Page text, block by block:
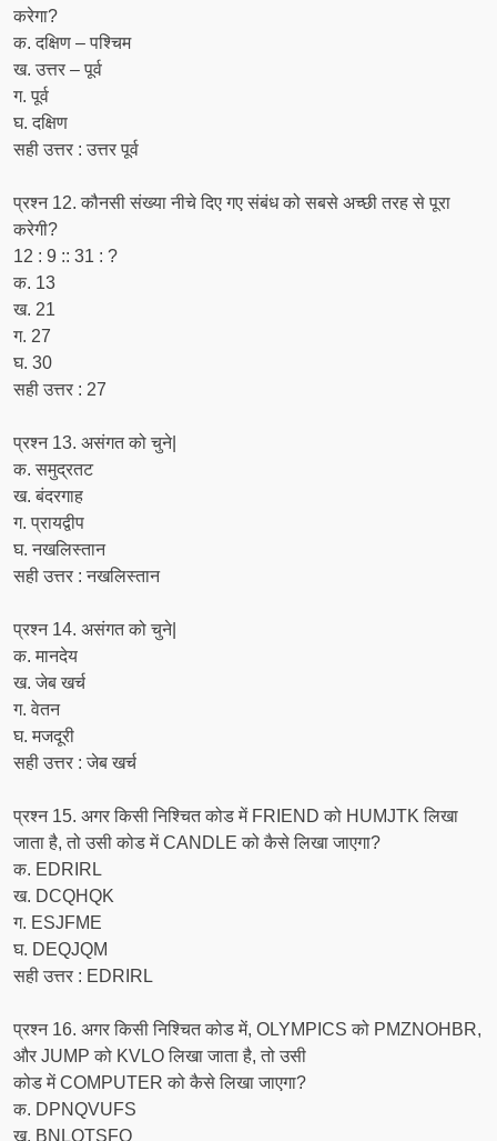
करेगा?
क. दक्षिण – पश्चिम
ख. उत्तर – पूर्व
ग. पूर्व
घ. दक्षिण
सही उत्तर : उत्तर पूर्व
प्रश्न 12. कौनसी संख्या नीचे दिए गए संबंध को सबसे अच्छी तरह से पूरा
करेगी?
12 : 9 :: 31 : ?
क. 13
ख. 21
ग. 27
घ. 30
सही उत्तर : 27
प्रश्न 13. असंगत को चुने|
क. समुद्रतट
ख. बंदरगाह
ग. प्रायद्वीप
घ. नखलिस्तान
सही उत्तर : नखलिस्तान
प्रश्न 14. असंगत को चुने|
क. मानदेय
ख. जेब खर्च
ग. वेतन
घ. मजदूरी
सही उत्तर : जेब खर्च
प्रश्न 15. अगर किसी निश्चित कोड में FRIEND को HUMJTK लिखा
जाता है, तो उसी कोड में CANDLE को कैसे लिखा जाएगा?
क. EDRIRL
ख. DCQHQK
ग. ESJFME
घ. DEQJQM
सही उत्तर : EDRIRL
प्रश्न 16. अगर किसी निश्चित कोड में, OLYMPICS को PMZNOHBR,
और JUMP को KVLO लिखा जाता है, तो उसी
कोड में COMPUTER को कैसे लिखा जाएगा?
क. DPNQVUFS
ख. BNLOTSFQ